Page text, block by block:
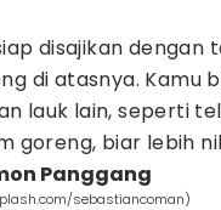
disajikan dengan
di atasnya. Kamu
lauk lain, seperti
goreng, biar lebih
Panggang
sebastiancoman)